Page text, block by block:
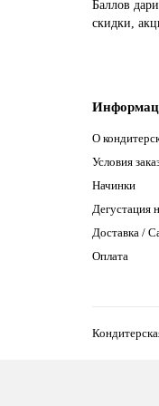
Баллов
скидки,
О
Условия
Начинки
Дегустация
Доставка /
Оплата